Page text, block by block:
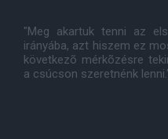
"Meg akartuk tenni az
irányába, azt hiszem ez
következõ mérkõzésre
a csúcson szeretnénk